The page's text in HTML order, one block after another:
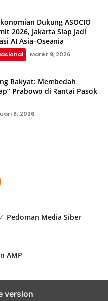
Dukung ASOCIO
2026, Jakarta Siap Jadi
AI Asia–Oseania
Maret 9, 2026
Rakyat: Membedah
Prabowo di Rantai Pasok
6, 2026
Pedoman Media Siber
AMP
version